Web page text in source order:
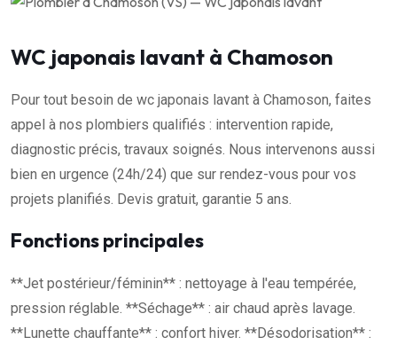
WC japonais lavant à Chamoson
Pour tout besoin de wc japonais lavant à Chamoson, faites
appel à nos plombiers qualifiés : intervention rapide,
diagnostic précis, travaux soignés. Nous intervenons aussi
bien en urgence (24h/24) que sur rendez-vous pour vos
projets planifiés. Devis gratuit, garantie 5 ans.
Fonctions principales
**Jet postérieur/féminin** : nettoyage à l'eau tempérée,
pression réglable. **Séchage** : air chaud après lavage.
**Lunette chauffante** : confort hiver. **Désodorisation** :